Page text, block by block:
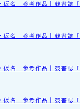
仮名 参考作品｜競書誌「
仮名 参考作品｜競書誌「
仮名 参考作品｜競書誌「
仮名 参考作品｜競書誌「